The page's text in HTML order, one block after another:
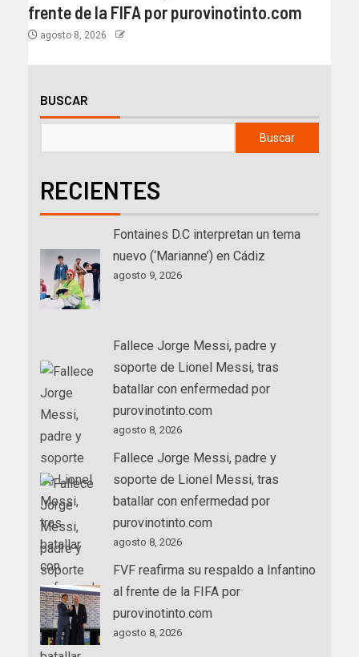
frente de la FIFA por purovinotinto.com
agosto 8, 2026
BUSCAR
Buscar
RECIENTES
Fontaines D.C interpretan un tema
nuevo (‘Marianne’) en Cádiz
agosto 9, 2026
Fallece Jorge Messi, padre y
soporte de Lionel Messi, tras
batallar con enfermedad por
purovinotinto.com
agosto 8, 2026
Fallece Jorge Messi, padre y
soporte de Lionel Messi, tras
batallar con enfermedad por
purovinotinto.com
agosto 8, 2026
FVF reafirma su respaldo a Infantino
al frente de la FIFA por
purovinotinto.com
agosto 8, 2026